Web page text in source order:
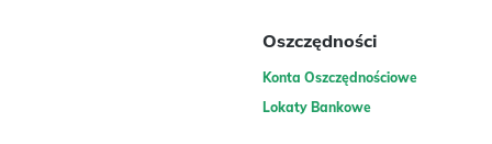
Oszczędności
Konta Oszczędnościowe
Lokaty Bankowe